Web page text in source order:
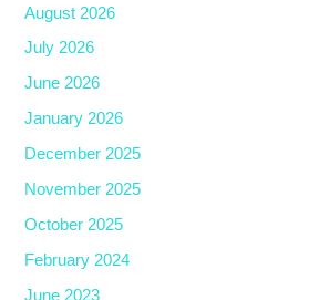
August 2026
July 2026
June 2026
January 2026
December 2025
November 2025
October 2025
February 2024
June 2023